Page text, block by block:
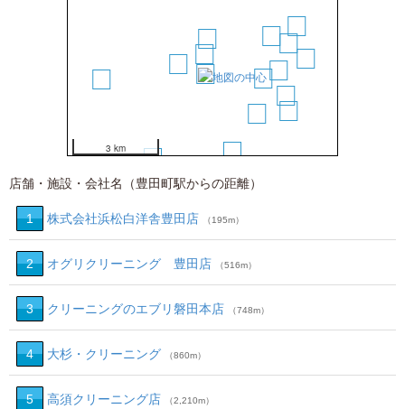
1
2
5
15
16
20
3 km
店舗・施設・会社名（豊田町駅からの距離）
1 株式会社浜松白洋舎豊田店 （195m）
2 オグリクリーニング 豊田店 （516m）
3 クリーニングのエブリ磐田本店 （748m）
4 大杉・クリーニング （860m）
5 高須クリーニング店 （2,210m）